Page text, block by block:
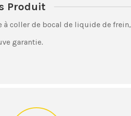
Produit
à coller de bocal de liquide de frein,
garantie.